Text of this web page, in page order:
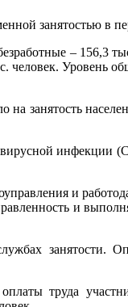
занятостью в
– 156,3
человек. Уровень
на занятость
инфекции
и
и
занятости.
труда